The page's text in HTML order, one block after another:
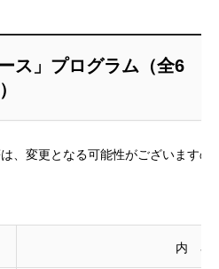
ス」プログラム（全6
、変更となる可能性がございますの
内 容